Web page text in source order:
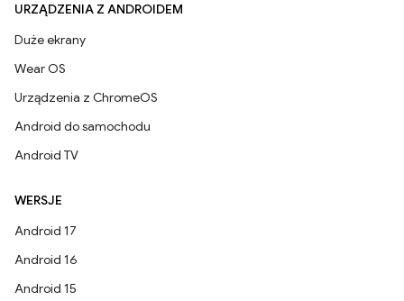
URZĄDZENIA Z ANDROIDEM
Duże ekrany
Wear OS
Urządzenia z ChromeOS
Android do samochodu
Android TV
WERSJE
Android 17
Android 16
Android 15